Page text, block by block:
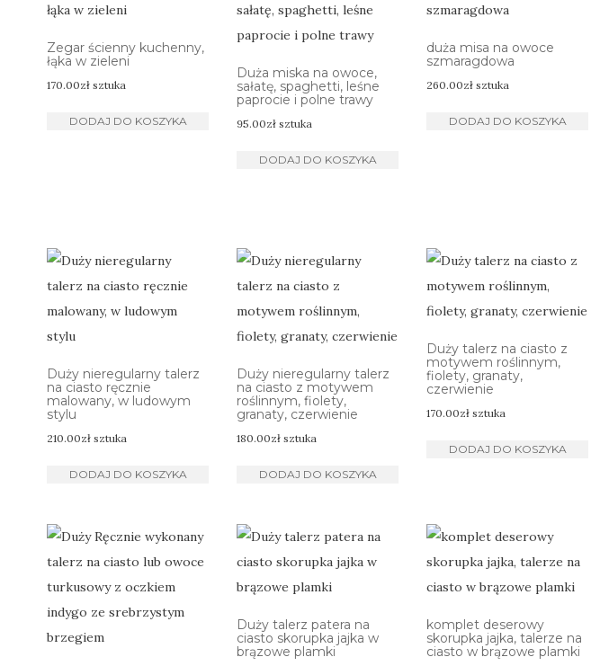
Zegar ścienny kuchenny,
łąka w zieleni
170.00zł sztuka
DODAJ DO KOSZYKA
Duża miska na owoce,
sałatę, spaghetti, leśne
paprocie i polne trawy
95.00zł sztuka
DODAJ DO KOSZYKA
duża misa na owoce
szmaragdowa
260.00zł sztuka
DODAJ DO KOSZYKA
Duży nieregularny talerz
na ciasto ręcznie
malowany, w ludowym
stylu
210.00zł sztuka
DODAJ DO KOSZYKA
Duży nieregularny talerz
na ciasto z motywem
roślinnym, fiolety,
granaty, czerwienie
180.00zł sztuka
DODAJ DO KOSZYKA
Duży talerz na ciasto z
motywem roślinnym,
fiolety, granaty,
czerwienie
170.00zł sztuka
DODAJ DO KOSZYKA
Duży talerz patera na
ciasto skorupka jajka w
brązowe plamki
komplet deserowy
skorupka jajka, talerze na
ciasto w brązowe plamki